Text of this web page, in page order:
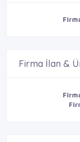
Firma İlan &